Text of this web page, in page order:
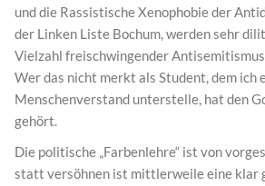
und die Rassistische Xenophobie der
der Linken Liste Bochum, werden sehr
Vielzahl freischwingender
Wer das nicht merkt als Student, dem ich
Menschenverstand unterstelle, hat den
gehört.
Die politische „Farbenlehre“ ist von
statt versöhnen ist mittlerweile eine klar